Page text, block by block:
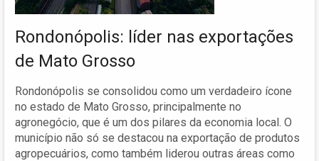
Rondonópolis: líder nas exportações
de Mato Grosso
Rondonópolis se consolidou como um verdadeiro ícone
no estado de Mato Grosso, principalmente no
agronegócio, que é um dos pilares da economia local. O
município não só se destacou na exportação de produtos
agropecuários, como também liderou outras áreas como